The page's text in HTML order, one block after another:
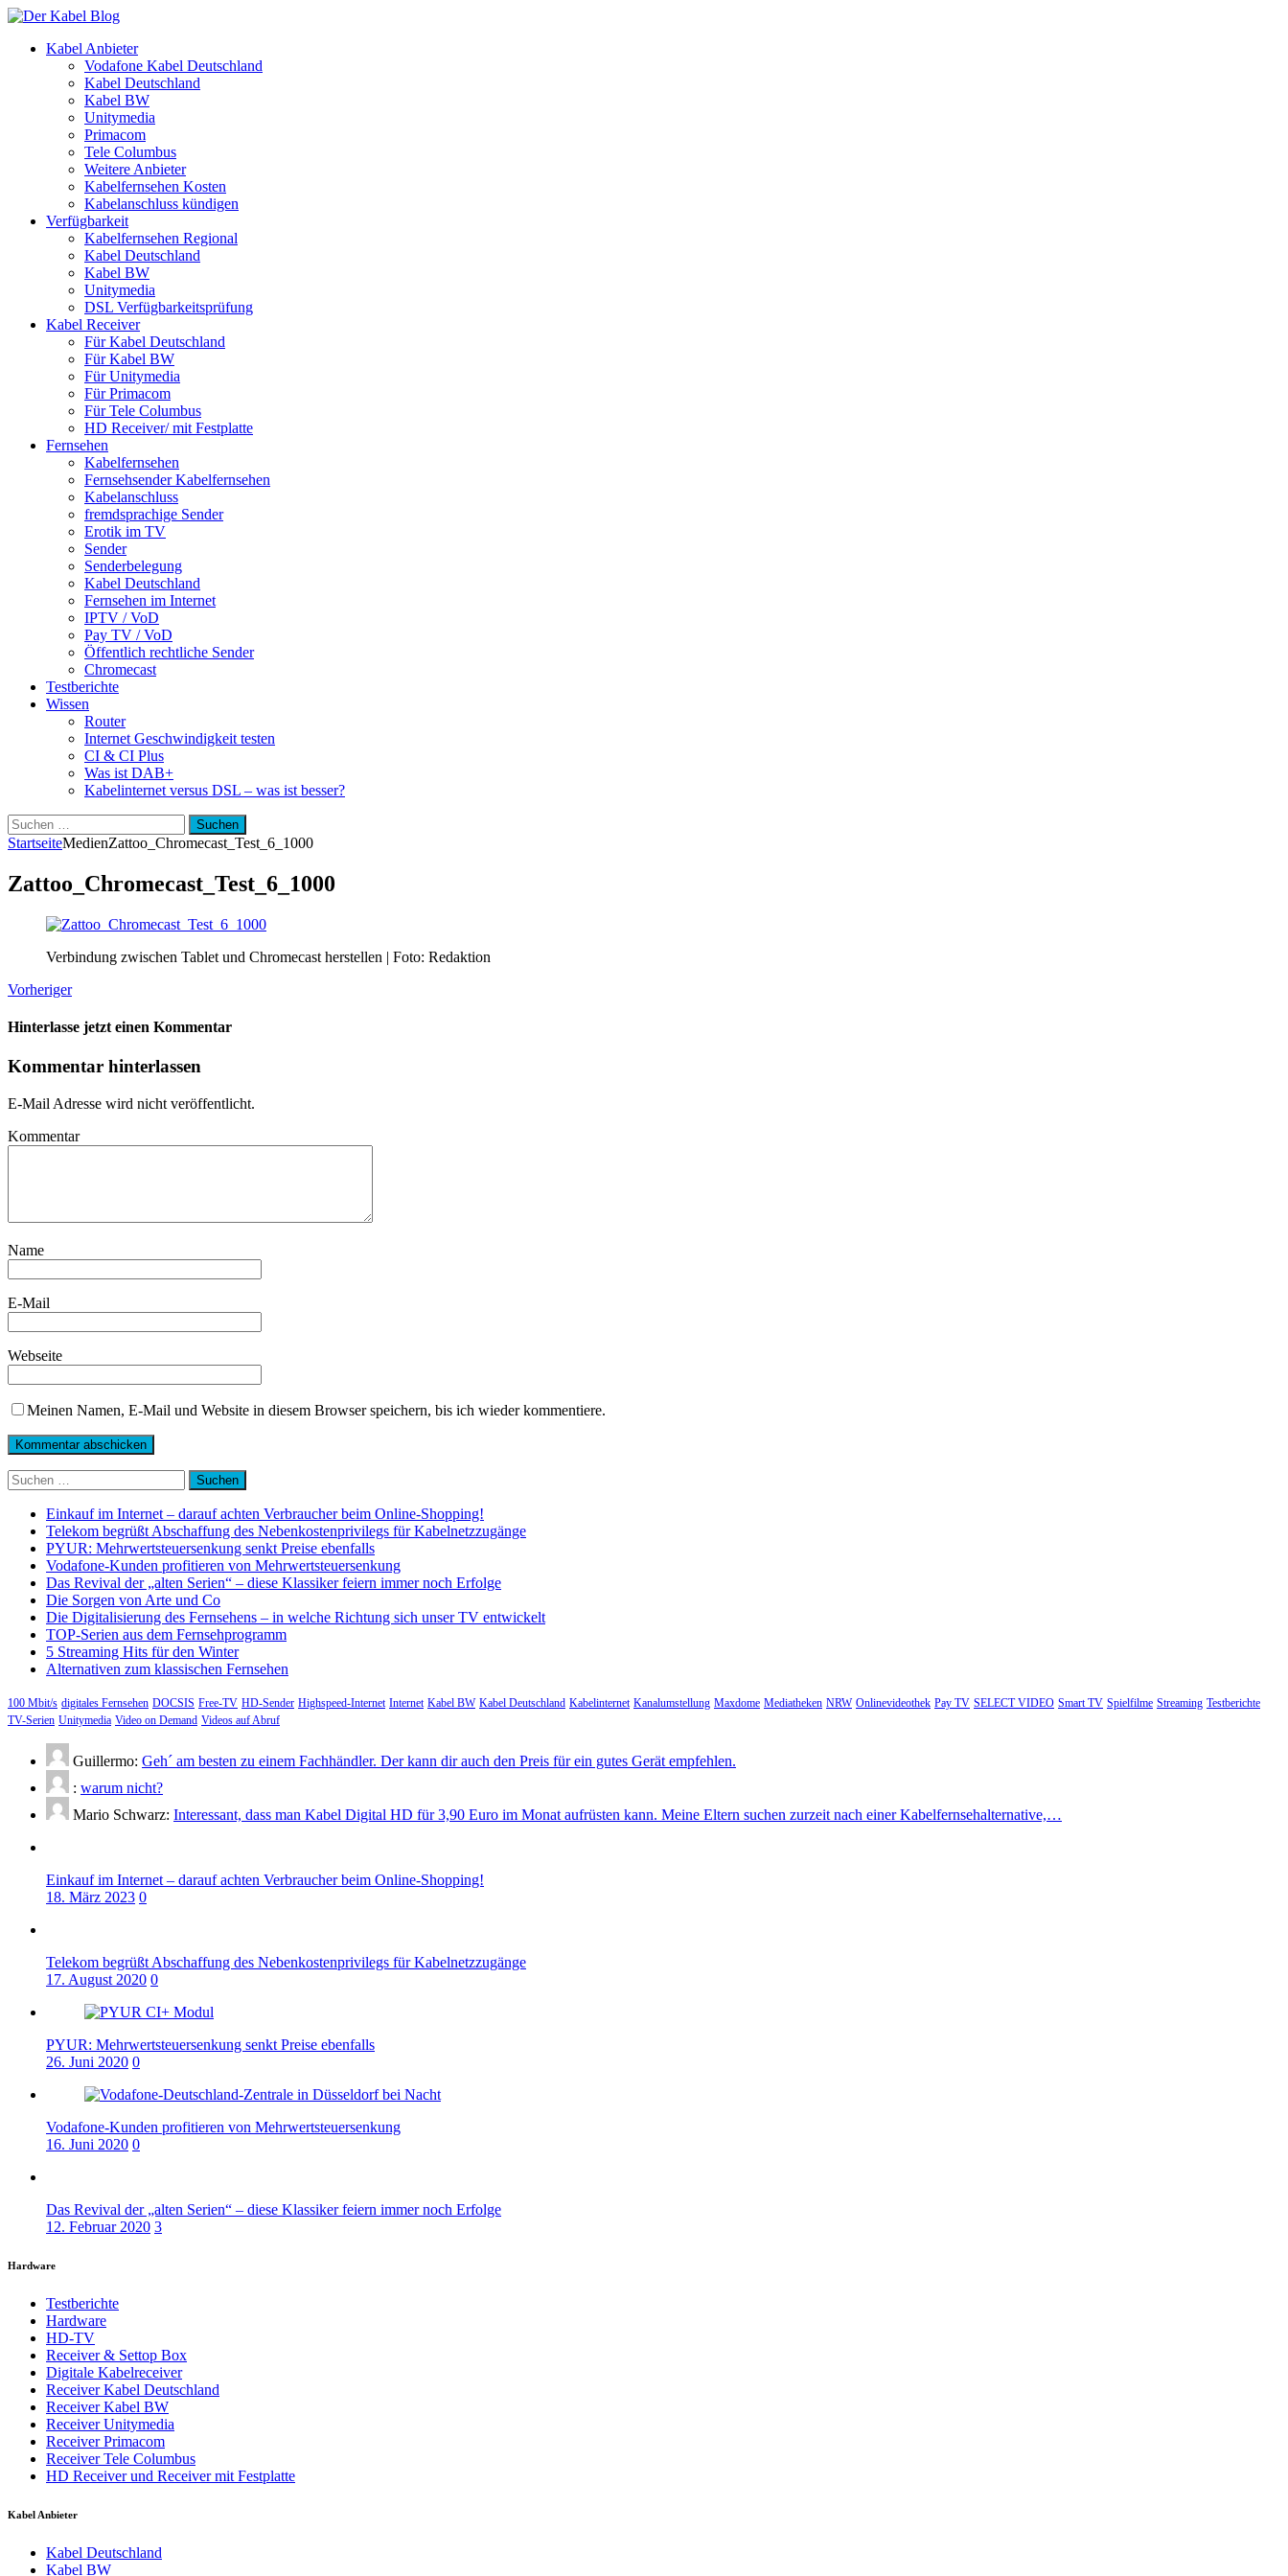
Kabel Anbieter
Vodafone Kabel Deutschland
Kabel Deutschland
Kabel BW
Unitymedia
Primacom
Tele Columbus
Weitere Anbieter
Kabelfernsehen Kosten
Kabelanschluss kündigen
Verfügbarkeit
Kabelfernsehen Regional
Kabel Deutschland
Kabel BW
Unitymedia
DSL Verfügbarkeitsprüfung
Kabel Receiver
Für Kabel Deutschland
Für Kabel BW
Für Unitymedia
Für Primacom
Für Tele Columbus
HD Receiver/ mit Festplatte
Fernsehen
Kabelfernsehen
Fernsehsender Kabelfernsehen
Kabelanschluss
fremdsprachige Sender
Erotik im TV
Sender
Senderbelegung
Kabel Deutschland
Fernsehen im Internet
IPTV / VoD
Pay TV / VoD
Öffentlich rechtliche Sender
Chromecast
Testberichte
Wissen
Router
Internet Geschwindigkeit testen
CI & CI Plus
Was ist DAB+
Kabelinternet versus DSL – was ist besser?
Suchen
nach:
StartseiteMedienZattoo_Chromecast_Test_6_1000
Zattoo_Chromecast_Test_6_1000
Verbindung zwischen Tablet und Chromecast herstellen | Foto: Redaktion
Vorheriger
Hinterlasse jetzt einen Kommentar
Kommentar hinterlassen
E-Mail Adresse wird nicht veröffentlicht.
Kommentar
Name
E-Mail
Webseite
Meinen Namen, E-Mail und Website in diesem Browser speichern, bis ich wieder kommentiere.
Suchen
nach:
Einkauf im Internet – darauf achten Verbraucher beim Online-Shopping!
Telekom begrüßt Abschaffung des Nebenkostenprivilegs für Kabelnetzzugänge
PYUR: Mehrwertsteuersenkung senkt Preise ebenfalls
Vodafone-Kunden profitieren von Mehrwertsteuersenkung
Das Revival der „alten Serien“ – diese Klassiker feiern immer noch Erfolge
Die Sorgen von Arte und Co
Die Digitalisierung des Fernsehens – in welche Richtung sich unser TV entwickelt
TOP-Serien aus dem Fernsehprogramm
5 Streaming Hits für den Winter
Alternativen zum klassischen Fernsehen
100 Mbit/s digitales Fernsehen DOCSIS Free-TV HD-Sender Highspeed-Internet Internet Kabel BW Kabel Deutschland Kabelinternet Kanalumstellung Maxdome Mediatheken NRW Onlinevideothek Pay TV SELECT VIDEO Smart TV Spielfilme Streaming Testberichte
TV-Serien Unitymedia Video on Demand Videos auf Abruf
Guillermo: Geh´ am besten zu einem Fachhändler. Der kann dir auch den Preis für ein gutes Gerät empfehlen.
: warum nicht?
Mario Schwarz: Interessant, dass man Kabel Digital HD für 3,90 Euro im Monat aufrüsten kann. Meine Eltern suchen zurzeit nach einer Kabelfernsehalternative,…
Einkauf im Internet – darauf achten Verbraucher beim Online-Shopping!
18. März 2023 0
Telekom begrüßt Abschaffung des Nebenkostenprivilegs für Kabelnetzzugänge
17. August 2020 0
PYUR: Mehrwertsteuersenkung senkt Preise ebenfalls
26. Juni 2020 0
Vodafone-Kunden profitieren von Mehrwertsteuersenkung
16. Juni 2020 0
Das Revival der „alten Serien“ – diese Klassiker feiern immer noch Erfolge
12. Februar 2020 3
Hardware
Testberichte
Hardware
HD-TV
Receiver & Settop Box
Digitale Kabelreceiver
Receiver Kabel Deutschland
Receiver Kabel BW
Receiver Unitymedia
Receiver Primacom
Receiver Tele Columbus
HD Receiver und Receiver mit Festplatte
Kabel Anbieter
Kabel Deutschland
Kabel BW